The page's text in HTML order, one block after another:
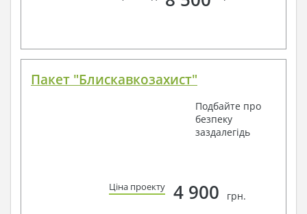
Пакет "Блискавкозахист"
Подбайте про
безпеку
заздалегідь
Ціна проекту 4 900 грн.